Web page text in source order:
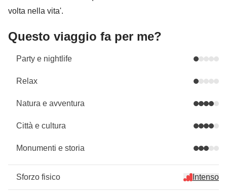
volta nella vita'.
Questo viaggio fa per me?
Party e nightlife
Relax
Natura e avventura
Città e cultura
Monumenti e storia
Sforzo fisico Intenso